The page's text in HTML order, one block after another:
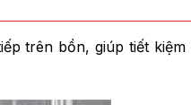
trên bồn, giúp tiết kiệm